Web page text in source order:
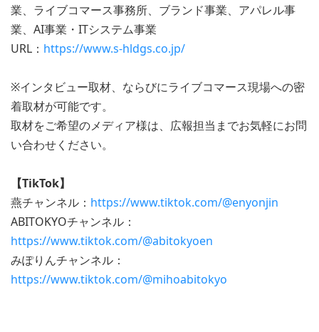
業、ライブコマース事務所、ブランド事業、アパレル事
業、AI事業・ITシステム事業
URL： https://www.s-hldgs.co.jp/
※インタビュー取材、ならびにライブコマース現場への密
着取材が可能です。
取材をご希望のメディア様は、広報担当までお気軽にお問
い合わせください。
【TikTok】
燕チャンネル： https://www.tiktok.com/@enyonjin
ABITOKYOチャンネル：
https://www.tiktok.com/@abitokyoen
みぽりんチャンネル：
https://www.tiktok.com/@mihoabitokyo